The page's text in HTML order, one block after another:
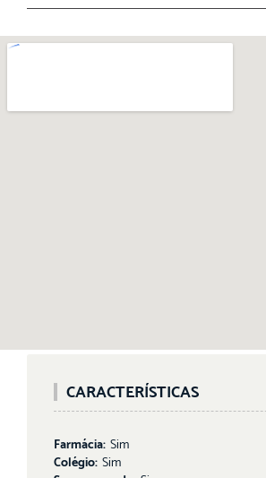
CARACTERÍSTICAS
Farmácia: Sim
Colégio: Sim